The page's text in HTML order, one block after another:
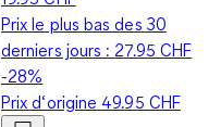
Prix le plus bas des 30
derniers jours : 27.95 CHF
-28%
Prix d‘origine 49.95 CHF